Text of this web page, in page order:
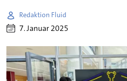
Redaktion Fluid
7. Januar 2025